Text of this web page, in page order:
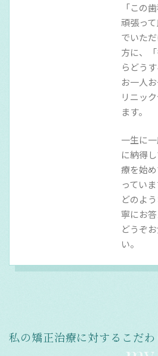
「この
頑張っ
でいた
方に、
らどう
お一人
リニッ
ます。
一生に
に納得
療を始
っていま
どのよ
寧にお答
どうぞ
い。
私の矯正治療に対するこだわ